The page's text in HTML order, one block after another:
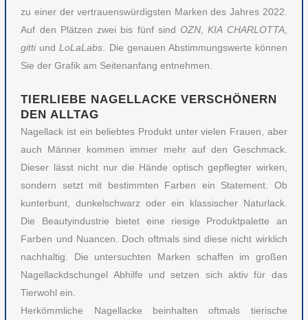
zu einer der vertrauenswürdigsten Marken des Jahres 2022.
Auf den Plätzen zwei bis fünf sind OZN ,KIA CHARLOTTA,
gittiundLoLaLabs . Die genauen Abstimmungswerte können
Sie der Grafik am Seitenanfang entnehmen.
TIERLIEBE NAGELLACKE VERSCHÖNERN
DEN ALLTAG
Nagellack ist ein beliebtes Produkt unter vielen Frauen, aber
auch Männer kommen immer mehr auf den Geschmack.
Dieser lässt nicht nur die Hände optisch gepflegter wirken,
sondern setzt mit bestimmten Farben ein Statement. Ob
kunterbunt, dunkelschwarz oder ein klassischer Naturlack.
Die Beautyindustrie bietet eine riesige Produktpalette an
Farben und Nuancen. Doch oftmals sind diese nicht wirklich
nachhaltig. Die untersuchten Marken schaffen im großen
Nagellackdschungel Abhilfe und setzen sich aktiv für das
Tierwohl ein.
Herkömmliche Nagellacke beinhalten oftmals tierische